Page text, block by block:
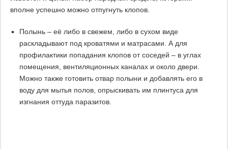
вполне успешно можно отпугнуть клопов.
Полынь – её либо в свежем, либо в сухом виде
раскладывают под кроватями и матрасами. А для
профилактики попадания клопов от соседей – в углах
помещения, вентиляционных каналах и около двери.
Можно также готовить отвар полыни и добавлять его в
воду для мытья полов, опрыскивать им плинтуса для
изгнания оттуда паразитов.